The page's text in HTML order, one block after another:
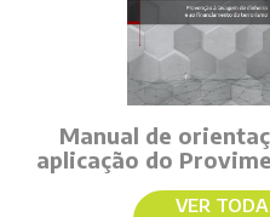
Manual de
aplicação do
VER